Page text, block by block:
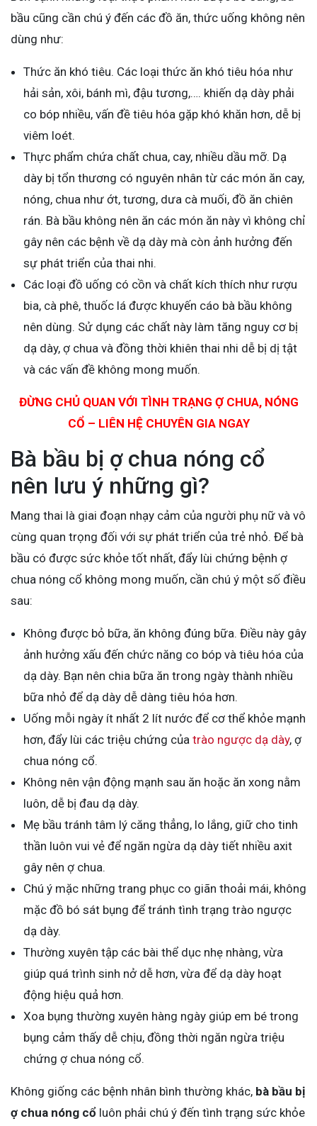
bầu cũng cần chú ý đến các đồ ăn, thức uống không nên
dùng như:
Thức ăn khó tiêu. Các loại thức ăn khó tiêu hóa như
hải sản, xôi, bánh mì, đậu tương,…. khiến dạ dày phải
co bóp nhiều, vấn đề tiêu hóa gặp khó khăn hơn, dễ bị
viêm loét.
Thực phẩm chứa chất chua, cay, nhiều dầu mỡ. Dạ
dày bị tổn thương có nguyên nhân từ các món ăn cay,
nóng, chua như ớt, tương, dưa cà muối, đồ ăn chiên
rán. Bà bầu không nên ăn các món ăn này vì không chỉ
gây nên các bệnh về dạ dày mà còn ảnh hưởng đến
sự phát triển của thai nhi.
Các loại đồ uống có cồn và chất kích thích như rượu
bia, cà phê, thuốc lá được khuyến cáo bà bầu không
nên dùng. Sử dụng các chất này làm tăng nguy cơ bị
dạ dày, ợ chua và đồng thời khiên thai nhi dễ bị dị tật
và các vấn đề không mong muốn.
ĐỪNG CHỦ QUAN VỚI TÌNH TRẠNG Ợ CHUA, NÓNG
CỔ – LIÊN HỆ CHUYÊN GIA NGAY
Bà bầu bị ợ chua nóng cổ
nên lưu ý những gì?
Mang thai là giai đoạn nhạy cảm của người phụ nữ và vô
cùng quan trọng đối với sự phát triển của trẻ nhỏ. Để bà
bầu có được sức khỏe tốt nhất, đẩy lùi chứng bệnh ợ
chua nóng cổ không mong muốn, cần chú ý một số điều
sau:
Không được bỏ bữa, ăn không đúng bữa. Điều này gây
ảnh hưởng xấu đến chức năng co bóp và tiêu hóa của
dạ dày. Bạn nên chia bữa ăn trong ngày thành nhiều
bữa nhỏ để dạ dày dễ dàng tiêu hóa hơn.
Uống mỗi ngày ít nhất 2 lít nước để cơ thể khỏe mạnh
hơn, đẩy lùi các triệu chứng của trào ngược dạ dày, ợ
chua nóng cổ.
Không nên vận động mạnh sau ăn hoặc ăn xong nằm
luôn, dễ bị đau dạ dày.
Mẹ bầu tránh tâm lý căng thẳng, lo lắng, giữ cho tinh
thần luôn vui vẻ để ngăn ngừa dạ dày tiết nhiều axit
gây nên ợ chua.
Chú ý mặc những trang phục co giãn thoải mái, không
mặc đồ bó sát bụng để tránh tình trạng trào ngược
dạ dày.
Thường xuyên tập các bài thể dục nhẹ nhàng, vừa
giúp quá trình sinh nở dễ hơn, vừa để dạ dày hoạt
động hiệu quả hơn.
Xoa bụng thường xuyên hàng ngày giúp em bé trong
bụng cảm thấy dễ chịu, đồng thời ngăn ngừa triệu
chứng ợ chua nóng cổ.
Không giống các bệnh nhân bình thường khác, bà bầu bị
ợ chua nóng cổ luôn phải chú ý đến tình trạng sức khỏe